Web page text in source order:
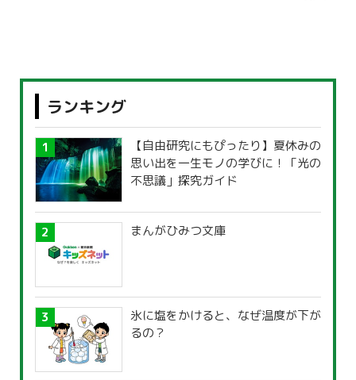
ランキング
【自由研究にもぴったり】夏休みの
思い出を一生モノの学びに！「光の
不思議」探究ガイド
まんがひみつ文庫
氷に塩をかけると、なぜ温度が下が
るの？